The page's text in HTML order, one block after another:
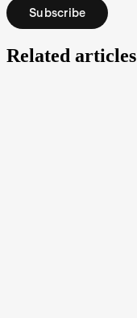
Subscribe
Related articles